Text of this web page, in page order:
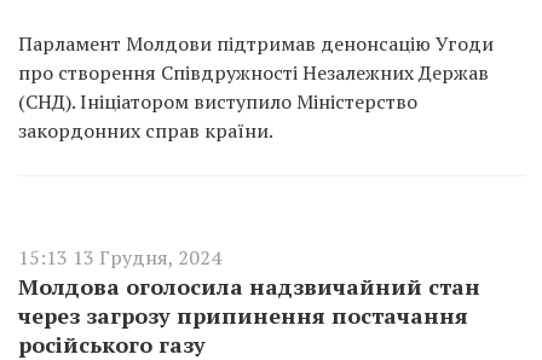
Парламент Молдови підтримав денонсацію Угоди
про створення Співдружності Незалежних Держав
(СНД). Ініціатором виступило Міністерство
закордонних справ країни.
15:13 13 Грудня, 2024
Молдова оголосила надзвичайний стан
через загрозу припинення постачання
російського газу